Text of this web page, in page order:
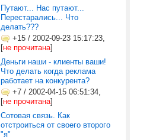
Путают... Нас путают...
Перестарались... Что
делать???
+15 / 2002-09-23 15:17:23,
[не прочитана]
Деньги наши - клиенты ваши!
Что делать когда реклама
работает на конкурента?
+7 / 2002-04-15 06:51:34,
[не прочитана]
Сотовая связь. Как
отстроиться от своего второго
"я"